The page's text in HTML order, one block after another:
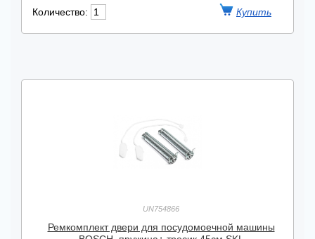
Количество:
UN754866
Ремкомплект двери для посудомоечной машины